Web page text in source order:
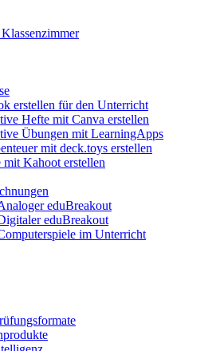
erstellen für den Unterricht
Hefte mit Canva erstellen
Übungen mit LearningApps
mit deck.toys erstellen
mit Kahoot erstellen
eduBreakout
eduBreakout
im Unterricht